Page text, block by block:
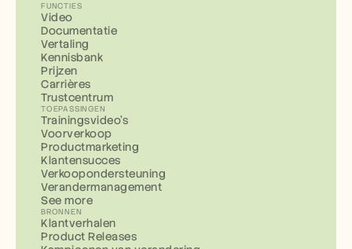
FUNCTIES
Video
Documentatie
Vertaling
Kennisbank
Prijzen
Carrières
Trustcentrum
TOEPASSINGEN
Trainingsvideo's
Voorverkoop
Productmarketing
Klantensucces
Verkoopondersteuning
Verandermanagement
See more
BRONNEN
Klantverhalen
Product Releases